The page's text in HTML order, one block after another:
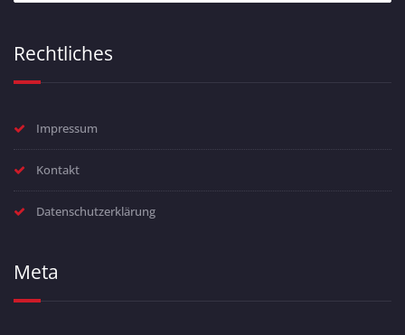
Rechtliches
Impressum
Kontakt
Datenschutzerklärung
Meta